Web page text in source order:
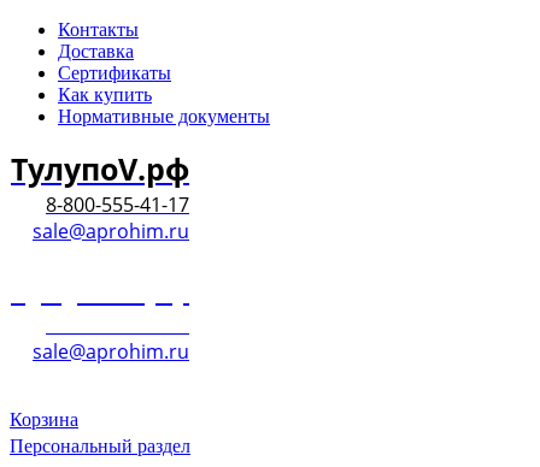
Контакты
Доставка
Сертификаты
Как купить
Нормативные документы
ТулупоV.рф
8-800-555-41-17
sale@aprohim.ru
sale@aprohim.ru
Корзина
Персональный раздел